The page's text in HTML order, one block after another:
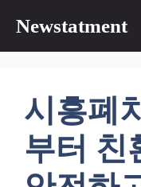
츠
Newstatment
시흥폐
부터 친